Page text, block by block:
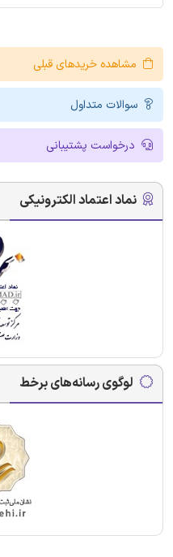
مشاهده خریدهای قبلی
سوالات متداول
درخواست پشتیبانی
نماد اعتماد الکترونیکی
لوگوی رسانه‌های برخط